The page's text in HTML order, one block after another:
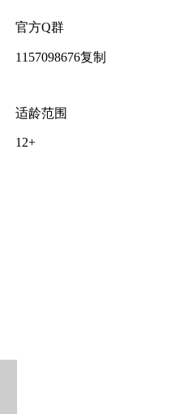
官方Q群
1157098676复制
适龄范围
12+